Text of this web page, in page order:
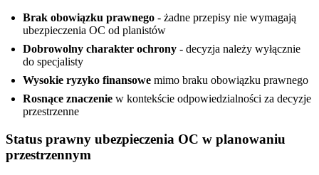
Brak obowiązku prawnego - żadne przepisy nie wymagają
ubezpieczenia OC od planistów
Dobrowolny charakter ochrony - decyzja należy wyłącznie
do specjalisty
Wysokie ryzyko finansowe mimo braku obowiązku prawnego
Rosnące znaczenie w kontekście odpowiedzialności za decyzje
przestrzenne
Status prawny ubezpieczenia OC w planowaniu
przestrzennym